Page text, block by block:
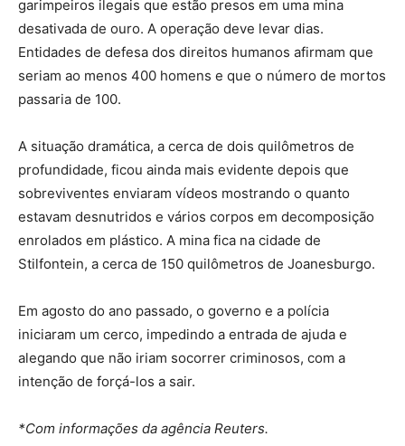
garimpeiros ilegais que estão presos em uma mina
desativada de ouro. A operação deve levar dias.
Entidades de defesa dos direitos humanos afirmam que
seriam ao menos 400 homens e que o número de mortos
passaria de 100.
A situação dramática, a cerca de dois quilômetros de
profundidade, ficou ainda mais evidente depois que
sobreviventes enviaram vídeos mostrando o quanto
estavam desnutridos e vários corpos em decomposição
enrolados em plástico. A mina fica na cidade de
Stilfontein, a cerca de 150 quilômetros de Joanesburgo.
Em agosto do ano passado, o governo e a polícia
iniciaram um cerco, impedindo a entrada de ajuda e
alegando que não iriam socorrer criminosos, com a
intenção de forçá-los a sair.
*Com informações da agência Reuters.